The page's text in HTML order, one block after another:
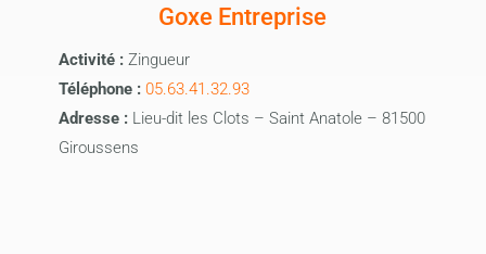
Goxe Entreprise
Activité : Zingueur
Téléphone : 05.63.41.32.93
Adresse :Lieu-dit les Clots – Saint Anatole – 81500
Giroussens